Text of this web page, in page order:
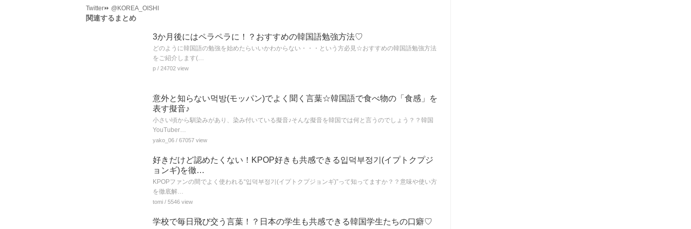
Twitter⏩ @KOREA_OISHI
関連するまとめ
3か月後にはペラペラに！？おすすめの韓国語勉強方法♡
どのように韓国語の勉強を始めたらいいかわからない・・・という方必見☆おすすめの韓国語勉強方法
をご紹介します(…
p / 24702 view
意外と知らない먹방(モッパン)でよく聞く言葉☆韓国語で食べ物の「食感」を
表す擬音♪
小さい頃から馴染みがあり、染み付いている擬音♪そんな擬音を韓国では何と言うのでしょう？？韓国
YouTuber…
yako_06 / 67057 view
好きだけど認めたくない！KPOP好きも共感できる입덕부정기(イプトクプジ
ョンギ)を徹…
KPOPファンの間でよく使われる“입덕부정기(イプトクプジョンギ)”って知ってますか？？意味や使い方
を徹底解…
tomi / 5546 view
学校で毎日飛び交う言葉！？日本の学生も共感できる韓国学生たちの口癖♡